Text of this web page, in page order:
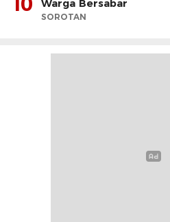
Warga Bersabar
SOROTAN